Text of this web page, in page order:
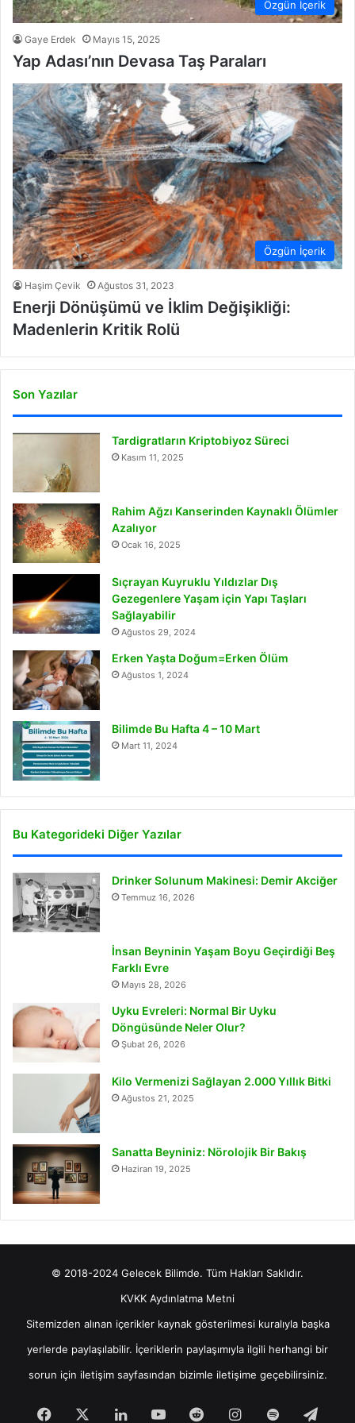
Özgün İçerik
Gaye Erdek Mayıs 15, 2025
Yap Adası’nın Devasa Taş Paraları
Özgün İçerik
Haşim Çevik Ağustos 31, 2023
Enerji Dönüşümü ve İklim Değişikliği:
Madenlerin Kritik Rolü
Son Yazılar
Tardigratların Kriptobiyoz Süreci
Kasım 11, 2025
Rahim Ağzı Kanserinden Kaynaklı Ölümler
Azalıyor
Ocak 16, 2025
Sıçrayan Kuyruklu Yıldızlar Dış
Gezegenlere Yaşam için Yapı Taşları
Sağlayabilir
Ağustos 29, 2024
Erken Yaşta Doğum=Erken Ölüm
Ağustos 1, 2024
Bilimde Bu Hafta 4 – 10 Mart
Mart 11, 2024
Bu Kategorideki Diğer Yazılar
Drinker Solunum Makinesi: Demir Akciğer
Temmuz 16, 2026
İnsan Beyninin Yaşam Boyu Geçirdiği Beş
Farklı Evre
Mayıs 28, 2026
Uyku Evreleri: Normal Bir Uyku
Döngüsünde Neler Olur?
Şubat 26, 2026
Kilo Vermenizi Sağlayan 2.000 Yıllık Bitki
Ağustos 21, 2025
Sanatta Beyniniz: Nörolojik Bir Bakış
Haziran 19, 2025
© 2018-2024 Gelecek Bilimde. Tüm Hakları Saklıdır.
KVKK Aydınlatma Metni
Sitemizden alınan içerikler kaynak gösterilmesi kuralıyla başka
yerlerde paylaşılabilir. İçeriklerin paylaşımıyla ilgili herhangi bir
sorun için iletişimsayfasından bizimle iletişime geçebilirsiniz.
Facebook LinkedInYouTubeRedditInstagram
Spotify